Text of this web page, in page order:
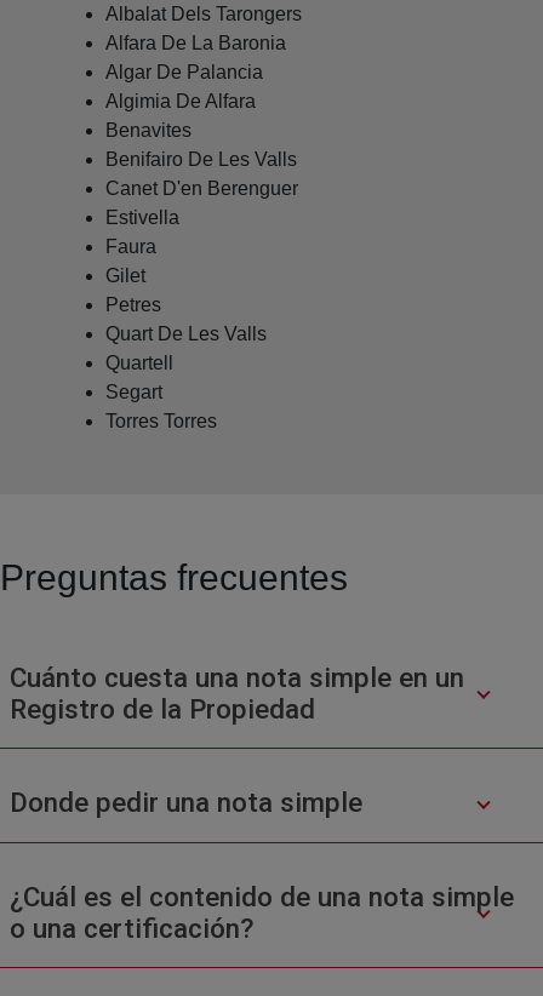
Albalat Dels Tarongers
Alfara De La Baronia
Algar De Palancia
Algimia De Alfara
Benavites
Benifairo De Les Valls
Canet D'en Berenguer
Estivella
Faura
Gilet
Petres
Quart De Les Valls
Quartell
Segart
Torres Torres
Preguntas frecuentes
Cuánto cuesta una nota simple en un
Registro de la Propiedad
Donde pedir una nota simple
¿Cuál es el contenido de una nota simple
o una certificación?